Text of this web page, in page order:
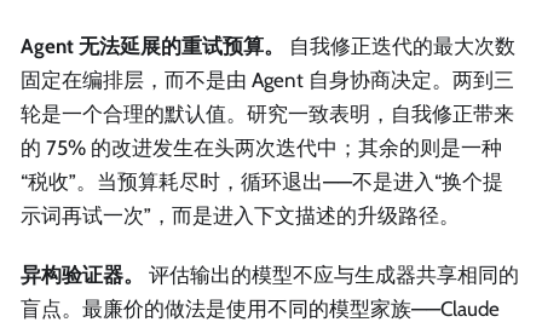
Agent 无法延展的重试预算。
自我修正迭代的最大次数
固定在编排层，而不是由 Agent 自身协商决定。两到三
轮是一个合理的默认值。研究一致表明，自我修正带来
的 75% 的改进发生在头两次迭代中；其余的则是一种
“税收”。当预算耗尽时，循环退出——不是进入“换个提
示词再试一次”，而是进入下文描述的升级路径。
异构验证器。
评估输出的模型不应与生成器共享相同的
盲点。最廉价的做法是使用不同的模型家族——Claude